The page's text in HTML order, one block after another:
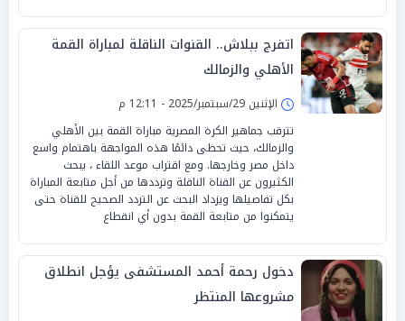
اتفرج ببلاش.. القنوات الناقلة لمباراة القمة
الأهلي والزمالك
الإثنين 29/سبتمبر/2025 - 12:11 م
تترقب جماهير الكرة المصرية مباراة القمة بين الأهلي
والزمالك، حيث تحظى دائمًا هذه المواجهة باهتمام واسع
داخل مصر وخارجها. ومع اقتراب موعد اللقاء ، يبحث
الكثيرون عن القناة الناقلة وترددها من أجل متابعة المباراة
بكل تفاصيلها ويزداد البحث عن التردد الصحيح للقناة حتى
يتمكنوا من متابعة القمة بدون أي انقطاع
دخول رحمة أحمد المستشفى يؤجل انطلاق
مشروعها المنتظر